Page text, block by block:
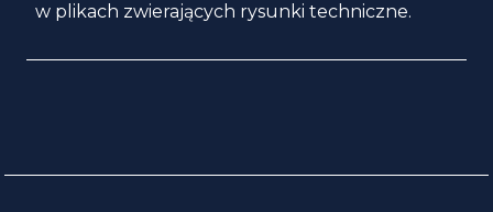
w plikach zwierających rysunki techniczne.